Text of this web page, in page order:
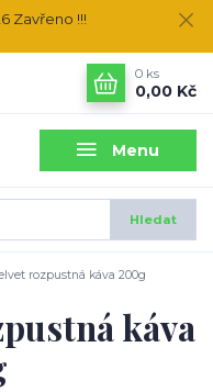
Zavřeno !!!
Menu
Hledat
0 ks
0,00 Kč
rozpustná káva 200g
káva